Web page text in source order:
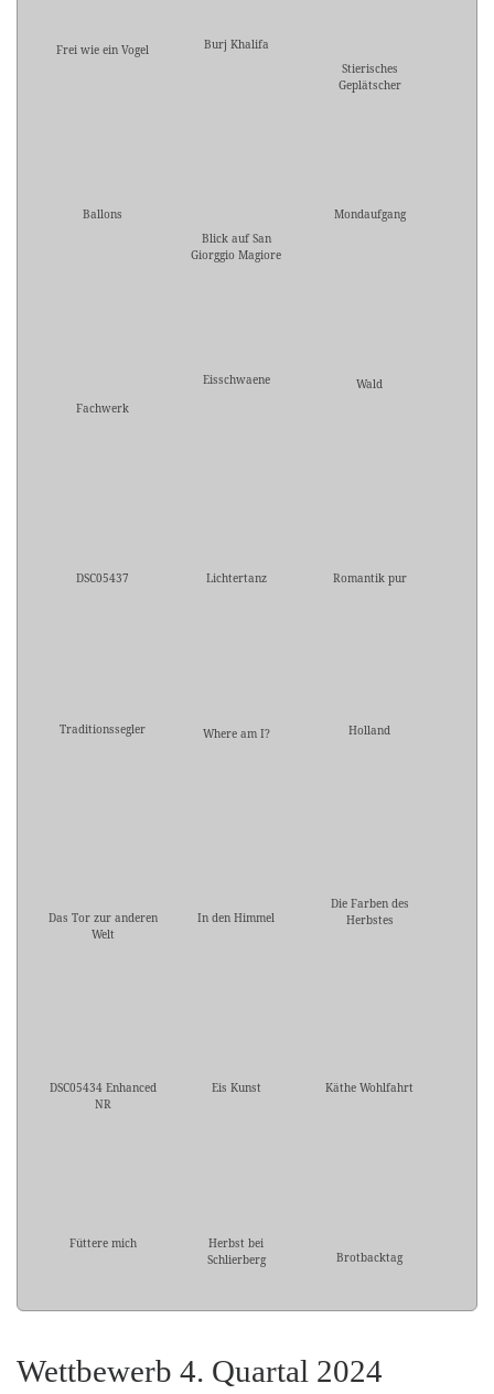
Frei wie ein Vogel
Burj Khalifa
Stierisches
Geplätscher
Ballons
Blick auf San
Giorggio Magiore
Mondaufgang
Fachwerk
Eisschwaene Wald
DSC05437 Lichtertanz Romantik pur
Traditionssegler Where am I? Holland
Das Tor zur anderen
Welt
In den Himmel
Die Farben des
Herbstes
DSC05434 Enhanced
NR
Eis Kunst Käthe Wohlfahrt
Füttere mich
Herbst bei
Schlierberg
Brotbacktag
Wettbewerb 4. Quartal 2024